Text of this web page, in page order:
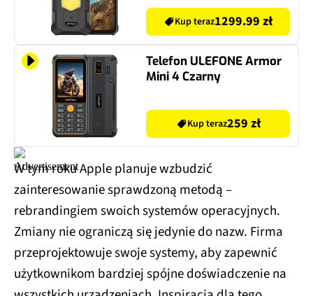
Kup teraz1299.99 zł
Telefon ULEFONE Armor
Mini 4 Czarny
Kup teraz259 zł
W tym roku Apple planuje wzbudzić
zainteresowanie sprawdzoną metodą –
rebrandingiem swoich systemów operacyjnych.
Zmiany nie ograniczą się jedynie do nazw. Firma
przeprojektowuje swoje systemy, aby zapewnić
użytkownikom bardziej spójne doświadczenie na